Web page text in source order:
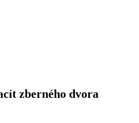
zberného dvora